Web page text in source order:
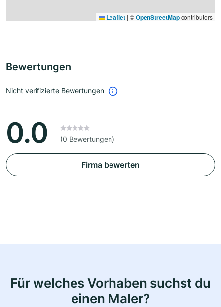
Leaflet | ©OpenStreetMapcontributors
Bewertungen
Nicht verifizierte Bewertungen
0.0 (0 Bewertungen)
Firma bewerten
Für welches Vorhaben suchst du
einen Maler?